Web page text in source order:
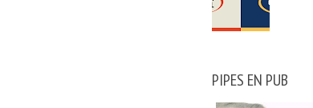
PIPES EN PUB